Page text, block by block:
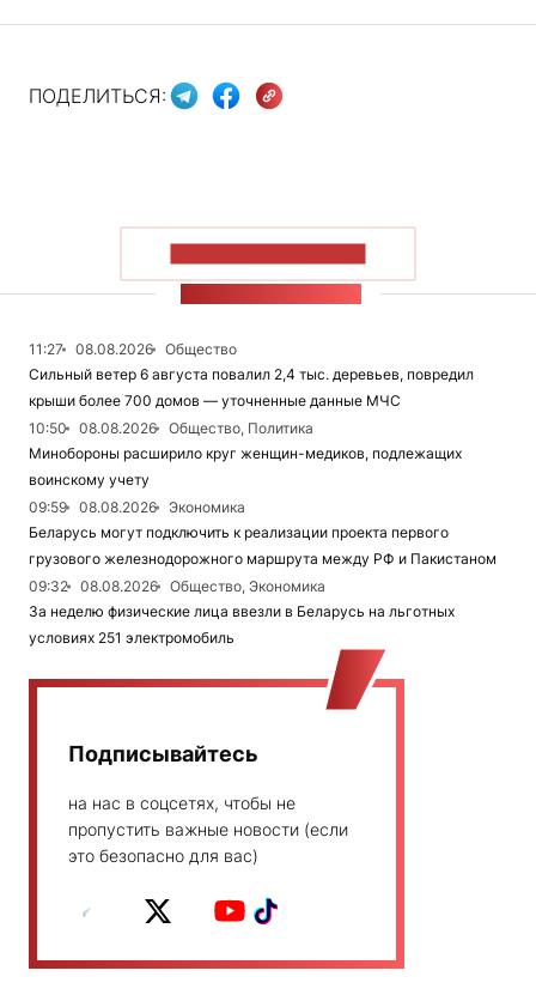
ПОДЕЛИТЬСЯ:
11:27 08.08.2026
Общество
Сильный ветер 6 августа повалил 2,4 тыс. деревьев, повредил
крыши более 700 домов — уточненные данные МЧС
10:50
08.08.2026
Общество, Политика
Минобороны расширило круг женщин-медиков, подлежащих
воинскому учету
09:59
08.08.2026
Экономика
Беларусь могут подключить к реализации проекта первого
грузового железнодорожного маршрута между РФ и Пакистаном
09:32
08.08.2026
Общество, Экономика
За неделю физические лица ввезли в Беларусь на льготных
условиях 251 электромобиль
Подписывайтесь
на нас в соцсетях, чтобы не
пропустить важные новости (если
это безопасно для вас)